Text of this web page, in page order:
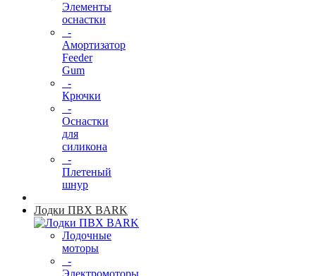
Элементы
оснастки
-
Амортизатор
Feeder
Gum
-
Крючки
-
Оснастки
для
силикона
-
Плетеный
шнур
Лодки ПВХ BARK
Лодочные
моторы
-
Электромоторы